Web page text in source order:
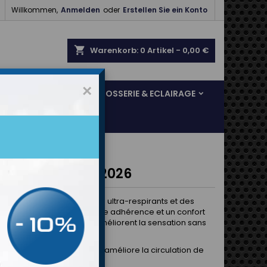
Willkommen, Anmelden oder Erstellen Sie ein Konto
shopping_cart Warenkorb: 0 Artikel - 0,00 €
& FREINAGE CARROSSERIE & ECLAIRAGE
OMP KS-3 MY2026
KS-3 combinent des tissus ultra-respirants et des
pour une meilleure adhérence et un confort
réduisent la fatigue et améliorent la sensation sans
la durabilité.
à texture grain de riz améliore la circulation de
AirFlow).
×